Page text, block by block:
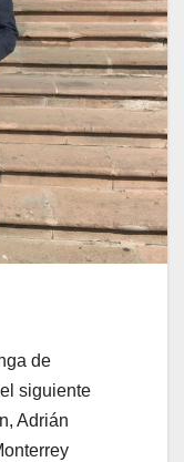
de
siguiente
Adrián